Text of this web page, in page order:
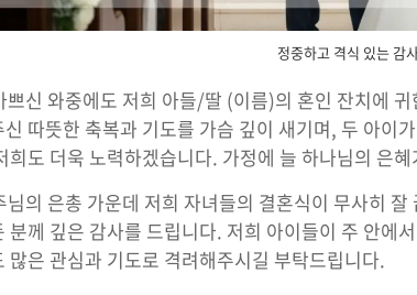
정중하고 격식 있는 감
쁘신 와중에도 저희 아들/딸 (이름)의 혼인 잔치에
신 따뜻한 축복과 기도를 가슴 깊이 새기며, 두 아이
희도 더욱 노력하겠습니다. 가정에 늘 하나님의 은
님의 은총 가운데 저희 자녀들의 결혼식이 무사히
분께 깊은 감사를 드립니다. 저희 아이들이 주 안에
많은 관심과 기도로 격려해주시길 부탁드립니다.